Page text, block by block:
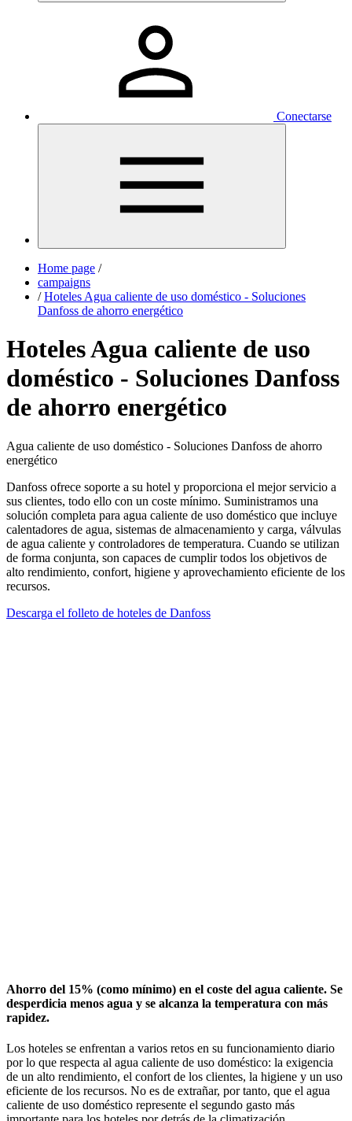
Conectarse
Home page /
campaigns
/ Hoteles Agua caliente de uso doméstico - Soluciones
Danfoss de ahorro energético
Hoteles Agua caliente de uso
doméstico - Soluciones Danfoss
de ahorro energético
Agua caliente de uso doméstico - Soluciones Danfoss de ahorro
energético
Danfoss ofrece soporte a su hotel y proporciona el mejor servicio a
sus clientes, todo ello con un coste mínimo. Suministramos una
solución completa para agua caliente de uso doméstico que incluye
calentadores de agua, sistemas de almacenamiento y carga, válvulas
de agua caliente y controladores de temperatura. Cuando se utilizan
de forma conjunta, son capaces de cumplir todos los objetivos de
alto rendimiento, confort, higiene y aprovechamiento eficiente de los
recursos.
Descarga el folleto de hoteles de Danfoss
Ahorro del 15% (como mínimo) en el coste del agua caliente. Se
desperdicia menos agua y se alcanza la temperatura con más
rapidez.
Los hoteles se enfrentan a varios retos en su funcionamiento diario
por lo que respecta al agua caliente de uso doméstico: la exigencia
de un alto rendimiento, el confort de los clientes, la higiene y un uso
eficiente de los recursos. No es de extrañar, por tanto, que el agua
caliente de uso doméstico represente el segundo gasto más